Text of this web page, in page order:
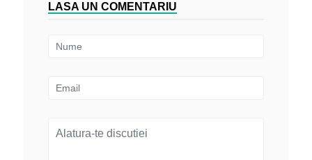
LASA UN COMENTARIU